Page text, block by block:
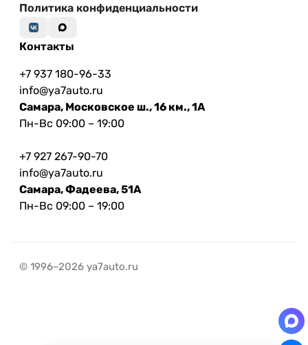
Политика конфиденциальности
Контакты
+7 937 180-96-33
info@ya7auto.ru
Самара, Московское ш., 16 км., 1А
Пн-Вс 09:00 – 19:00
+7 927 267-90-70
info@ya7auto.ru
Самара, Фадеева, 51А
Пн-Вс 09:00 – 19:00
© 1996–2026 ya7auto.ru